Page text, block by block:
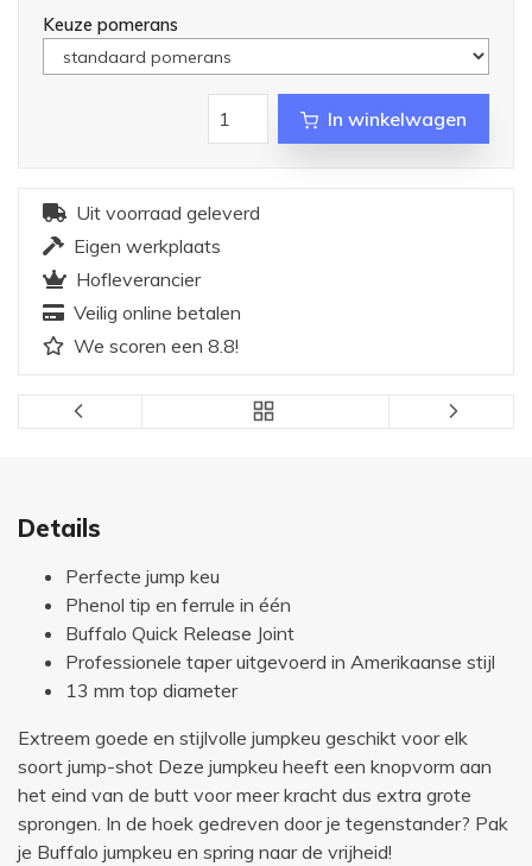
Keuze pomerans
In winkelwagen
Uit voorraad geleverd
Eigen werkplaats
Hofleverancier
Veilig online betalen
We scoren een 8.8!
Details
Perfecte jump keu
Phenol tip en ferrule in één
Buffalo Quick Release Joint
Professionele taper uitgevoerd in Amerikaanse stijl
13 mm top diameter
Extreem goede en stijlvolle jumpkeu geschikt voor elk
soort jump-shot Deze jumpkeu heeft een knopvorm aan
het eind van de butt voor meer kracht dus extra grote
sprongen. In de hoek gedreven door je tegenstander? Pak
je Buffalo jumpkeu en spring naar de vrijheid!